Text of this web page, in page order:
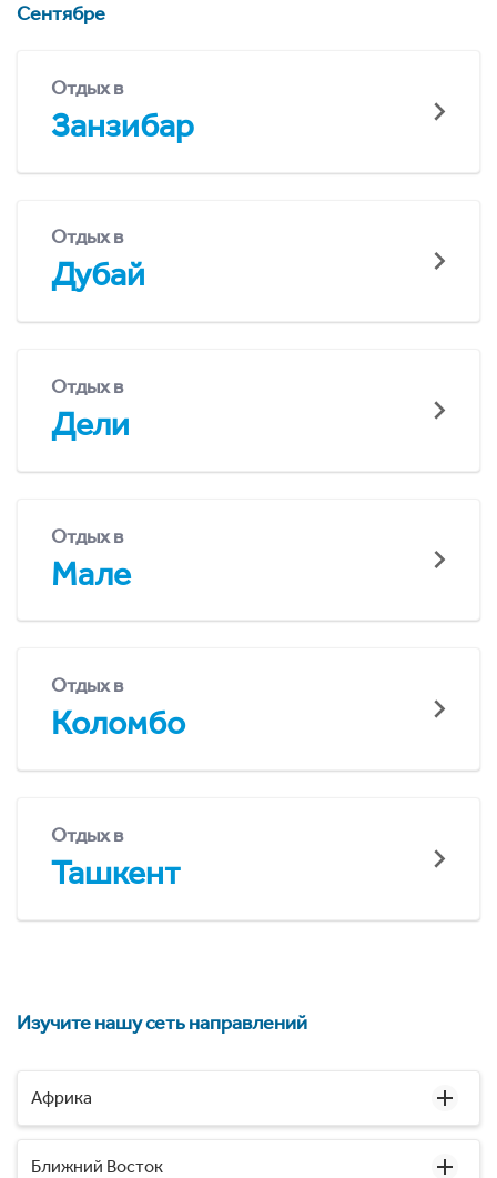
Сентябре
Отдых в
Занзибар
Отдых в
Дубай
Отдых в
Дели
Отдых в
Мале
Отдых в
Коломбо
Отдых в
Ташкент
Изучите нашу сеть направлений
Африка
Ближний Восток